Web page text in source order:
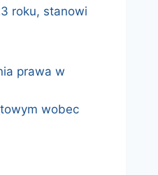
roku, stanowi
prawa w
wobec